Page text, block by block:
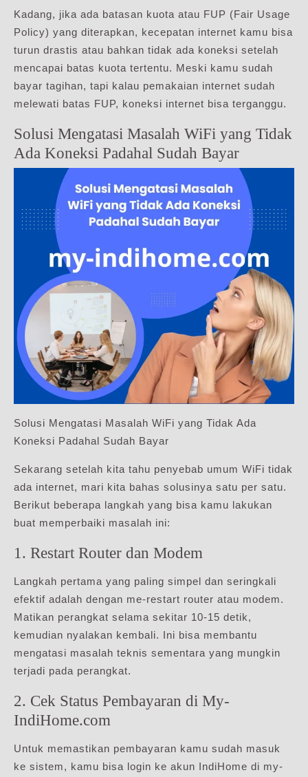
Kadang, jika ada batasan kuota atau FUP (Fair Usage
Policy) yang diterapkan, kecepatan internet kamu bisa
turun drastis atau bahkan tidak ada koneksi setelah
mencapai batas kuota tertentu. Meski kamu sudah
bayar tagihan, tapi kalau pemakaian internet sudah
melewati batas FUP, koneksi internet bisa terganggu.
Solusi Mengatasi Masalah WiFi yang Tidak
Ada Koneksi Padahal Sudah Bayar
Solusi Mengatasi Masalah WiFi yang Tidak Ada
Koneksi Padahal Sudah Bayar
Sekarang setelah kita tahu penyebab umum WiFi tidak
ada internet, mari kita bahas solusinya satu per satu.
Berikut beberapa langkah yang bisa kamu lakukan
buat memperbaiki masalah ini:
1. Restart Router dan Modem
Langkah pertama yang paling simpel dan seringkali
efektif adalah dengan me-restart router atau modem.
Matikan perangkat selama sekitar 10-15 detik,
kemudian nyalakan kembali. Ini bisa membantu
mengatasi masalah teknis sementara yang mungkin
terjadi pada perangkat.
2. Cek Status Pembayaran di My-
IndiHome.com
Untuk memastikan pembayaran kamu sudah masuk
ke sistem, kamu bisa login ke akun IndiHome di my-